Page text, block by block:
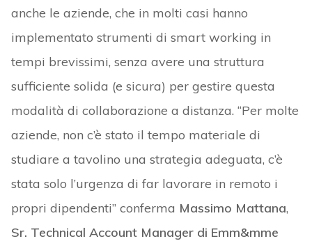
anche le aziende, che in molti casi hanno
implementato strumenti di smart working in
tempi brevissimi, senza avere una struttura
sufficiente solida (e sicura) per gestire questa
modalità di collaborazione a distanza. “Per molte
aziende, non c’è stato il tempo materiale di
studiare a tavolino una strategia adeguata, c’è
stata solo l’urgenza di far lavorare in remoto i
propri dipendenti” conferma Massimo Mattana,
Sr. Technical Account Manager di Emm&mme